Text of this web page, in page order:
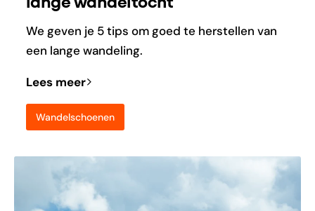
We geven je 5 tips om goed te herstellen van
een lange wandeling.
Lees meer
Wandelschoenen